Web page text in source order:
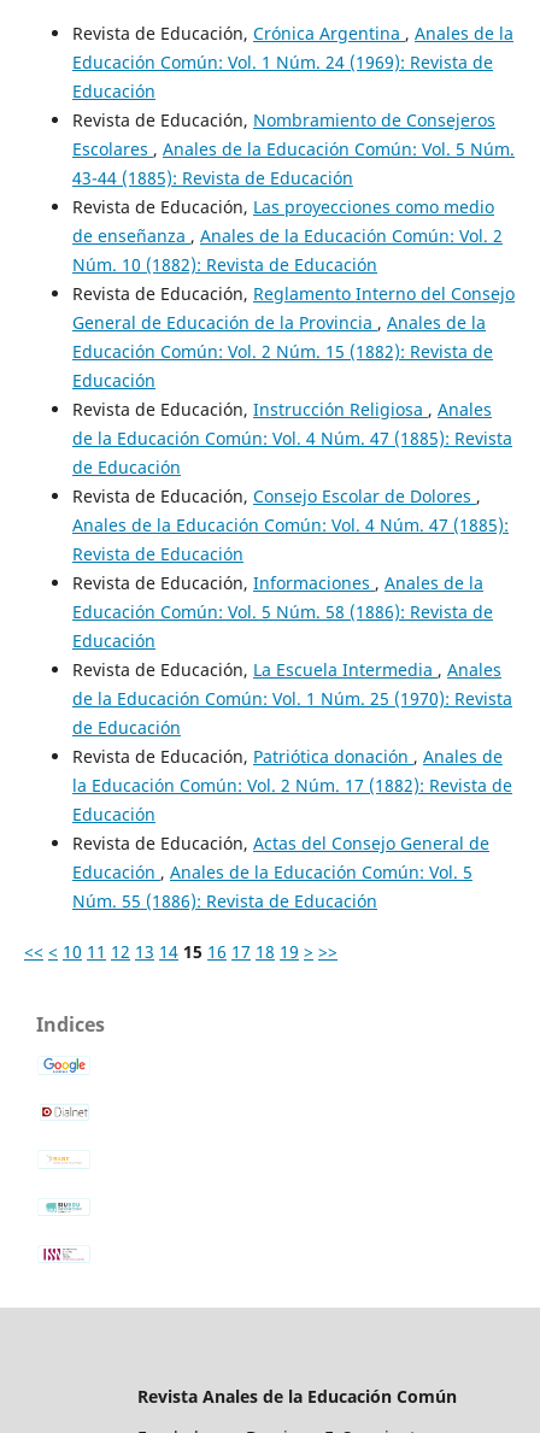
Revista de Educación, Crónica Argentina , Anales de la
Educación Común: Vol. 1 Núm. 24 (1969): Revista de
Educación
Revista de Educación, Nombramiento de Consejeros
Escolares , Anales de la Educación Común: Vol. 5 Núm.
43-44 (1885): Revista de Educación
Revista de Educación, Las proyecciones como medio
de enseñanza , Anales de la Educación Común: Vol. 2
Núm. 10 (1882): Revista de Educación
Revista de Educación, Reglamento Interno del Consejo
General de Educación de la Provincia , Anales de la
Educación Común: Vol. 2 Núm. 15 (1882): Revista de
Educación
Revista de Educación, Instrucción Religiosa , Anales
de la Educación Común: Vol. 4 Núm. 47 (1885): Revista
de Educación
Revista de Educación, Consejo Escolar de Dolores ,
Anales de la Educación Común: Vol. 4 Núm. 47 (1885):
Revista de Educación
Revista de Educación, Informaciones , Anales de la
Educación Común: Vol. 5 Núm. 58 (1886): Revista de
Educación
Revista de Educación, La Escuela Intermedia , Anales
de la Educación Común: Vol. 1 Núm. 25 (1970): Revista
de Educación
Revista de Educación, Patriótica donación , Anales de
la Educación Común: Vol. 2 Núm. 17 (1882): Revista de
Educación
Revista de Educación, Actas del Consejo General de
Educación , Anales de la Educación Común: Vol. 5
Núm. 55 (1886): Revista de Educación
<< < 10 11 12 13 14 15 16 17 18 19 > >>
Indices
Revista Anales de la Educación Común